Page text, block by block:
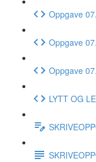
Oppgave
Oppgave
Oppgave
LYTT OG